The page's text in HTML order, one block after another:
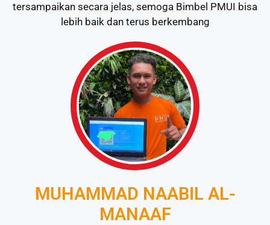
tersampaikan secara jelas, semoga Bimbel PMUI bisa
lebih baik dan terus berkembang
MUHAMMAD NAABIL AL-
MANAAF